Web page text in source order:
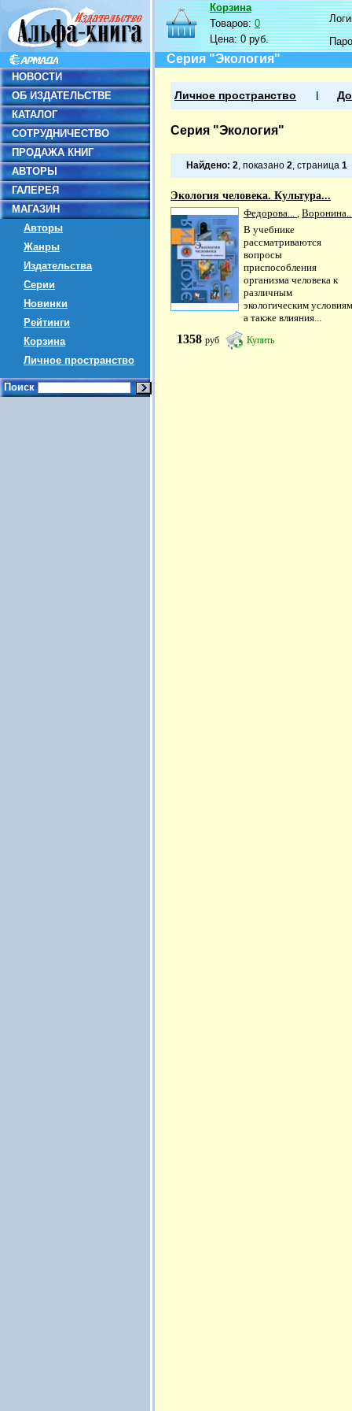
НОВОСТИ
ОБ ИЗДАТЕЛЬСТВЕ
КАТАЛОГ
СОТРУДНИЧЕСТВО
ПРОДАЖА КНИГ
АВТОРЫ
ГАЛЕРЕЯ
МАГАЗИН
Авторы
Жанры
Издательства
Серии
Новинки
Рейтинги
Корзина
Личное пространство
Поиск
Корзина
Товаров:0
Цена:0 руб.
Серия "Экология"
Личное пространство
Серия "Экология"
Найдено: 2, показано 2, страница 1
Экология человека. Культура...
Федорова... ,
В учебнике
рассматриваются
вопросы
приспособления
организма человека к
различным
экологическим
а также влияния...
1358 руб Купить